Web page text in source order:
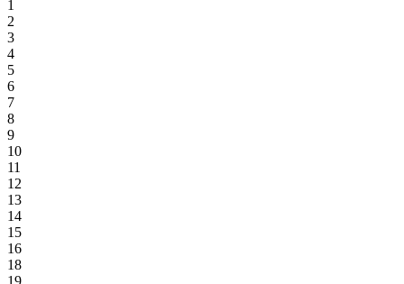
1
2
3
4
5
6
7
8
9
10
11
12
13
14
15
16
18
19